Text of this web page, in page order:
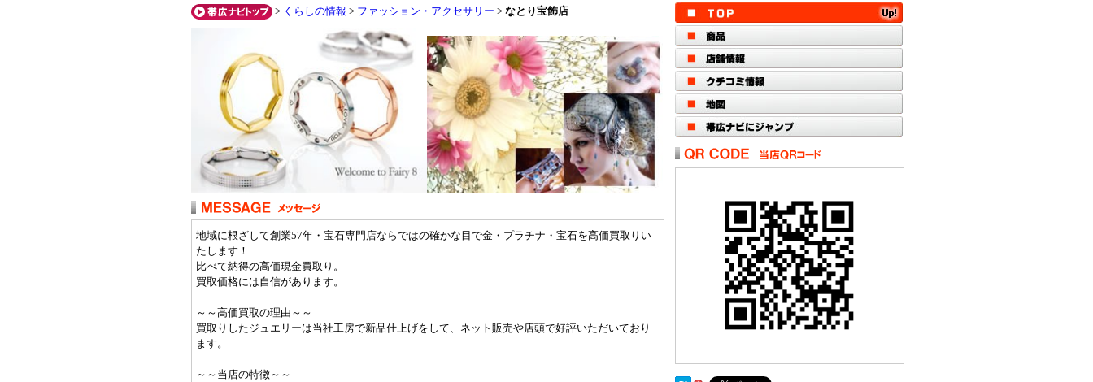
> くらしの情報 > ファッション・アクセサリー > なとり宝飾店
地域に根ざして創業57年・宝石専門店ならではの確かな目で金・プラチナ・宝石を高価買取りい
たします！
比べて納得の高価現金買取り。
買取価格には自信があります。
～～高価買取の理由～～
買取りしたジュエリーは当社工房で新品仕上げをして、ネット販売や店頭で好評いただいており
ます。
～～当店の特徴～～